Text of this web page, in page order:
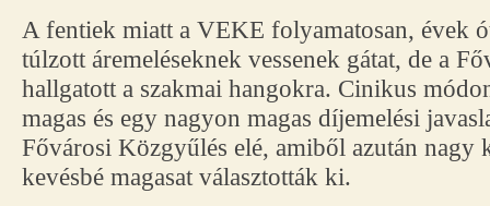
A fentiek miatt a VEKE folyamatosan, évek
túlzott áremeléseknek vessenek gátat, de a
hallgatott a szakmai hangokra. Cinikus
magas és egy nagyon magas díjemelési
Fővárosi Közgyűlés elé, amiből azután nagy
kevésbé magasat választották ki.